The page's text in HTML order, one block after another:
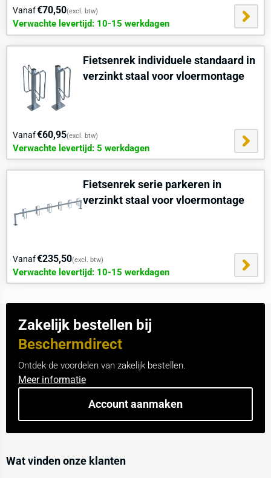
Vanaf€70,50(excl. btw)
Verwachte levertijd: 10-15 werkdagen
Fietsenrek individuele standaard in
verzinkt staal voor vloermontage
Vanaf€60,95(excl. btw)
Verwachte levertijd: 5 werkdagen
Fietsenrek serie parkeren in
verzinkt staal voor vloermontage
Vanaf€235,50(excl. btw)
Verwachte levertijd: 10-15 werkdagen
Zakelijk bestellen bij
Beschermdirect
Ontdek de voordelen van zakelijk bestellen.
Meer informatie
Account aanmaken
Wat vinden onze klanten